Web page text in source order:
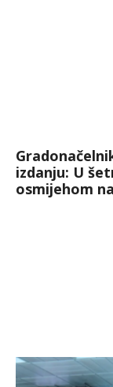
izdanju: U
osmijehom